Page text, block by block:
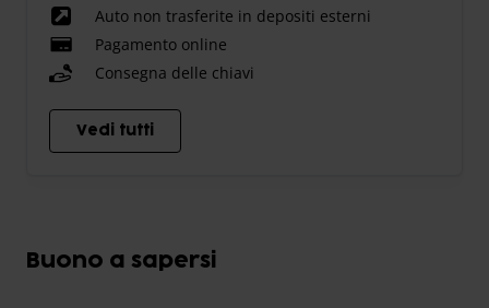
Auto non trasferite in depositi esterni
Pagamento online
Consegna delle chiavi
Vedi tutti
Buono a sapersi